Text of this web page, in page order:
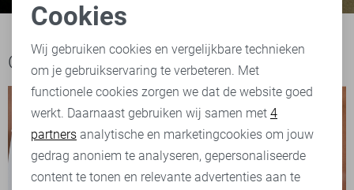
Ook het bekijken waard
Noodzakelijke cookies
Personalisatie cookies
Analytische cookies
Marketing cookies
Cookies
Wij gebruiken cookies en vergelijkbare technieken
om je gebruikservaring te verbeteren. Met
functionele cookies zorgen we dat de website goed
werkt. Daarnaast gebruiken wij samen met 4
partners analytische en marketingcookies om jouw
gedrag anoniem te analyseren, gepersonaliseerde
content te tonen en relevante advertenties aan te